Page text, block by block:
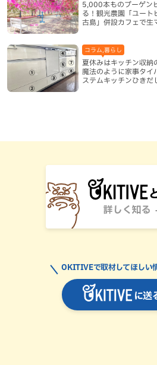
5,000本ものブーゲン
る！観光農園「ユート
古島」併設カフェで生
夏休みはキッチン収納
魔法のように家事タイ
ステムキッチンひきだ
コラム,暮らし
に送
OKITIVEで取材してほしい